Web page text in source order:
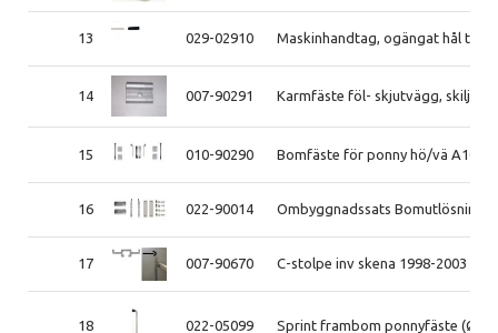
13 029-02910 Maskinhandtag, ogängat hål till
14 007-90291 Karmfäste föl- skjutvägg,
15 010-90290 Bomfäste för ponny hö/vä A10-
16 022-90014 Ombyggnadssats Bomutlösning
17 007-90670 C-stolpe inv skena 1998-2003
18 022-05099 Sprint frambom ponnyfäste (Ø